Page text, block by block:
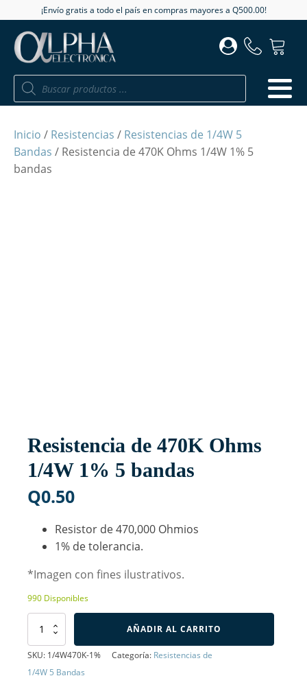
¡Envío gratis a todo el país en compras mayores a Q500.00!
Búsqueda
productos
Inicio / Resistencias / Resistencias de 1/4W 5
Bandas / Resistencia de 470K Ohms 1/4W 1% 5
bandas
Resistencia de 470K Ohms
1/4W 1% 5 bandas
Q0.50
Resistor de 470,000 Ohmios
1% de tolerancia.
*Imagen con fines ilustrativos.
990 Disponibles
Resistencia
470K
1/4W
AÑADIR AL CARRITO
SKU: 1/4W470K-1% Categoría: Resistencias de
1/4W 5 Bandas